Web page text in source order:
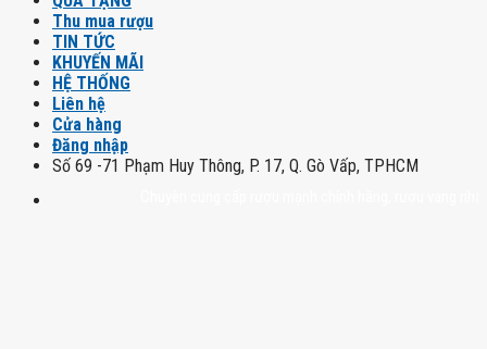
Thu mua rượu
TIN TỨC
KHUYẾN MÃI
HỆ THỐNG
Liên hệ
Cửa hàng
Đăng nhập
Số 69 -71 Phạm Huy Thông, P. 17, Q. Gò Vấp, TPHCM